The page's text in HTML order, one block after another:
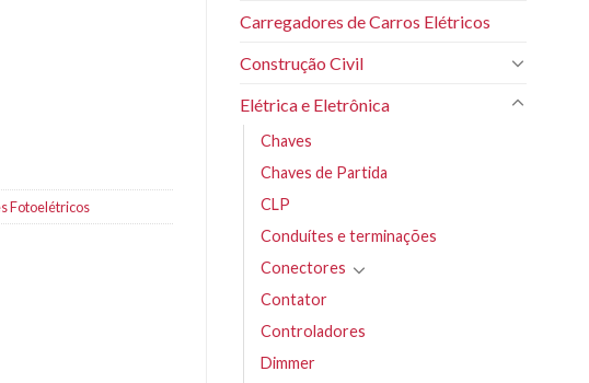
Carregadores de Carros Elétricos
Construção Civil
Elétrica e Eletrônica
Chaves
Chaves de Partida
CLP
Conduítes e terminações
Conectores
Contator
Controladores
Dimmer
Fotoelétricos